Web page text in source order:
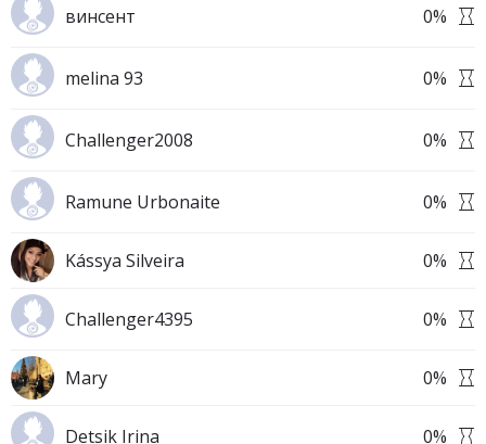
винсент 0%
melina 93 0%
Challenger2008 0%
Ramune Urbonaite 0%
Kássya Silveira 0%
Challenger4395 0%
Mary 0%
Detsik Irina 0%